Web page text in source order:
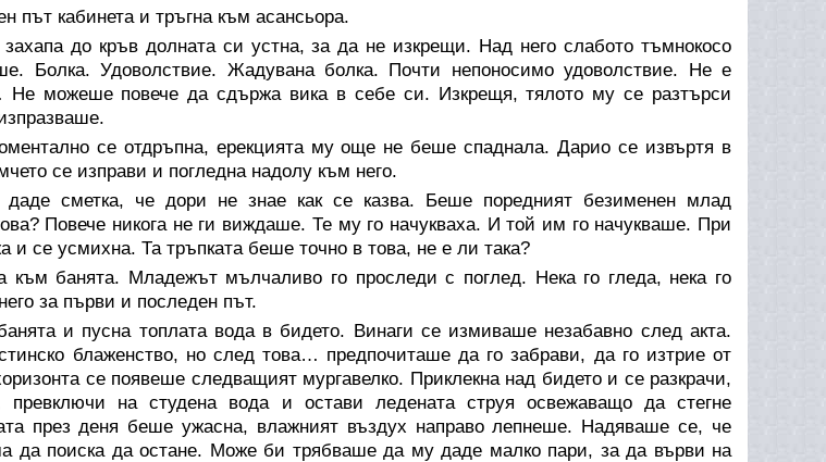
път кабинета и тръгна към асансьора.
до кръв долната си устна, за да не изкрещи. Над него слабото тъмнокосо
Болка. Удоволствие. Жадувана болка. Почти непоносимо удоволствие. Не е
можеше повече да сдържа вика в себе си. Изкрещя, тялото му се разтърси
се отдръпна, ерекцията му още не беше спаднала. Дарио се извъртя в
се изправи и погледна надолу към него.
сметка, че дори не знае как се казва. Беше поредният безименен млад
Повече никога не ги виждаше. Те му го начукваха. И той им го начукваше. При
и се усмихна. Та тръпката беше точно в това, не е ли така?
към банята. Младежът мълчаливо го проследи с поглед. Нека го гледа, нека го
за първи и последен път.
и пусна топлата вода в бидето. Винаги се измиваше незабавно след акта.
блаженство, но след това… предпочиташе да го забрави, да го изтрие от
се появеше следващият мургавелко. Приклекна над бидето и се разкрачи,
превключи на студена вода и остави ледената струя освежаващо да стегне
през деня беше ужасна, влажният въздух направо лепнеше. Надяваше се, че
да поиска да остане. Може би трябваше да му даде малко пари, за да върви на